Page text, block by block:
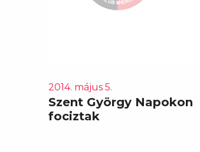
2014. május 5.
Szent György Napokon
fociztak